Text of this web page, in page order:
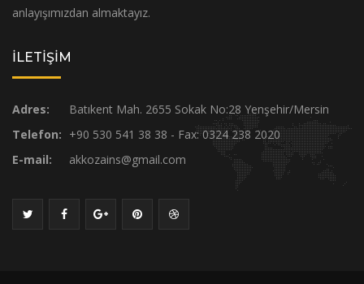
anlayışımızdan almaktayız.
İLETİŞİM
Adres:
Batıkent Mah. 2655 Sokak No:28 Yenşehir/Mersin
Telefon: +90 530 541 38 38 - Fax: 0324 238 2020
E-mail:
akkozains@gmail.com